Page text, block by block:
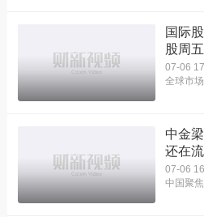
国际
股周
07-06
全球市场
中金
还在
07-06
中国聚焦